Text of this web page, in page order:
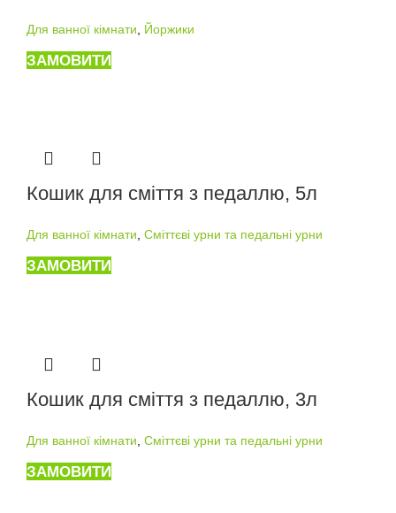
Для ванної кімнати Йоржики
ЗАМОВИТИ
Кошик для сміття з педаллю, 5л
Для ванної кімнати, Сміттєві урни та педальні урни
ЗАМОВИТИ
Кошик для сміття з педаллю, 3л
Для ванної кімнати Сміттєві урни та педальні урни
ЗАМОВИТИ